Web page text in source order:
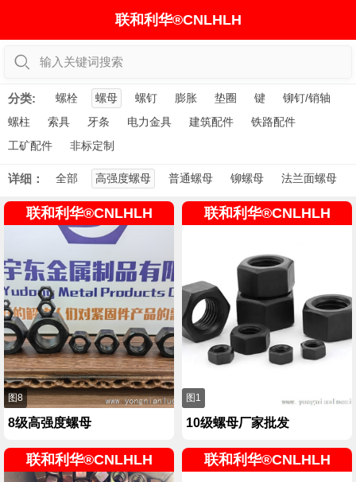
联和利华®CNLHLH
输入关键词搜索
分类: 螺栓 螺母 螺钉 膨胀 垫圈 键
铆钉/销轴
螺柱
索具 牙条 电力金具 建筑配件
铁路配件
工矿配件
非标定制
详细： 全部 高强度螺母 普通螺母 铆螺母 法兰面螺母
联和利华®CNLHLH
图8
8级高强度螺母
联和利华®CNLHLH
图1
10级螺母厂家批发
联和利华®CNLHLH 联和利华®CNLHLH